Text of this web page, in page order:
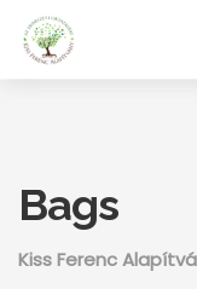
Bags
Kiss Ferenc